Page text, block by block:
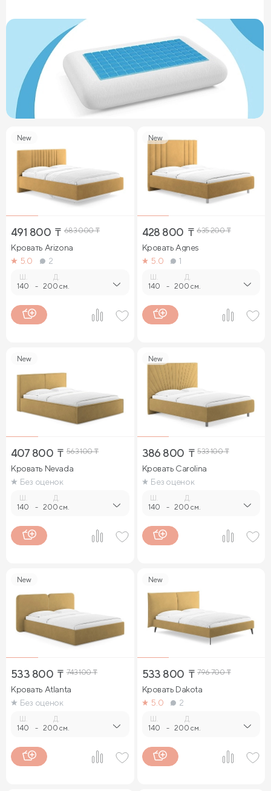
New
491 800 ₸ 683 000₸
Кровать Arizona
5.0
2
140 -
Д.
200 см.
New
428 800 ₸ 635 200₸
Кровать Agnes
5.0
1
140 -
Д.
200 см.
New
407 800 ₸ 563 100₸
Кровать Nevada
Без оценок
140 -
Д.
200 см.
New
386 800 ₸ 533 100₸
Кровать Carolina
Без оценок
140 -
Д.
200 см.
New
533 800 ₸ 743 100₸
Кровать Atlanta
Без оценок
140 -
Д.
200 см.
New
533 800 ₸ 796 700₸
Кровать Dakota
5.0
2
140 -
Д.
200 см.